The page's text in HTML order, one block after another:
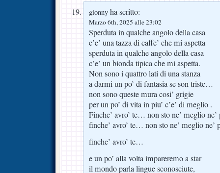
gionny ha scritto:
Marzo 6th, 2025 alle 23:02
Sperduta in qualche angolo della casa
c’e’ una tazza di caffe’ che mi aspetta
sperduta in qualche angolo della casa
c’e’ un bionda tipica che mi aspetta.
Non sono i quattro lati di una stanza
a darmi un po’ di fantasia se son triste…
non sono queste mura cosi’ grigie
per un po’ di vita in piu’ c’e’ di meglio .
Finche’ avro’ te… non sto ne’ meglio ne’
finche’ avro’ te… non sto ne’ meglio ne’
finche’ avro’ te…
e un po’ alla volta impareremo a star
il mondo parla lingue sconosciute,